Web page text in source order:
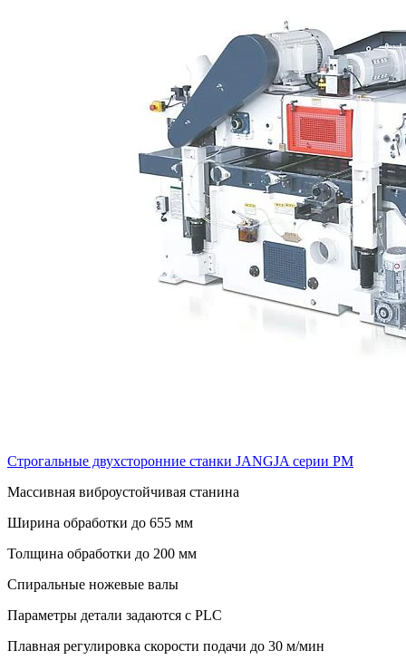
Строгальные двухсторонние станки JANGJA серии PM
Массивная виброустойчивая станина
Ширина обработки до 655 мм
Толщина обработки до 200 мм
Спиральные ножевые валы
Параметры детали задаются с PLC
Плавная регулировка скорости подачи до 30 м/мин